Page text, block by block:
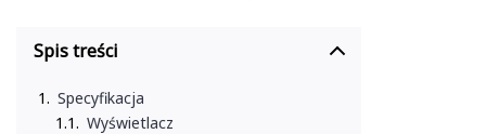
Spis treści
Specyfikacja
Wyświetlacz